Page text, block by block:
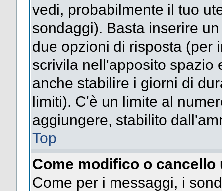
vedi, probabilmente il tuo
sondaggi). Basta inserire
due opzioni di risposta (per
scrivila nell'apposito spazio
anche stabilire i giorni di
limiti). C'è un limite al
aggiungere, stabilito
Top
Come modifico o cancello
Come per i messaggi, i